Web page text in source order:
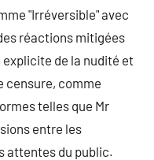
"Irréversible" avec
réactions mitigées
de la nudité et
censure, comme
telles que Mr
entre les
attentes du public.